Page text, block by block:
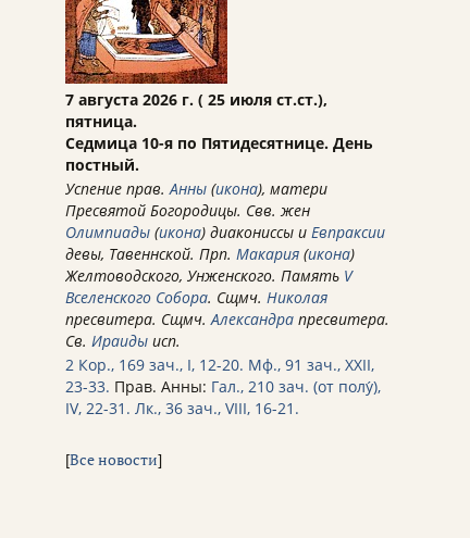
7 августа 2026 г. ( 25 июля ст.ст.),
пятница.
Седмица 10-я по Пятидесятнице. День
постный.
Успение прав.Анны (икона), матери
Пресвятой Богородицы. Свв. жен
Олимпиады (икона) диакониссы и Евпраксии
девы, Тавеннской. Прп. Макария (икона)
Желтоводского, Унженского. Память V
Вселенского Собора. Сщмч. Николая
пресвитера. Сщмч.Александра пресвитера.
Св. Ираиды исп.
2 Кор., 169 зач., I, 12-20. Мф., 91 зач., XXII,
23-33. Прав. Анны: Гал., 210 зач. (от полу́),
IV, 22-31. Лк., 36 зач., VIII, 16-21.
[Все новости]